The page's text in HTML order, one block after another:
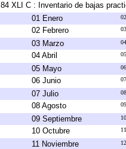
84 XLI C : Inventario de bajas
01 Enero
02 Febrero
03 Marzo
04 Abril
05 Mayo
06 Junio
07 Julio
08 Agosto
09 Septiembre
10 Octubre
11 Noviembre